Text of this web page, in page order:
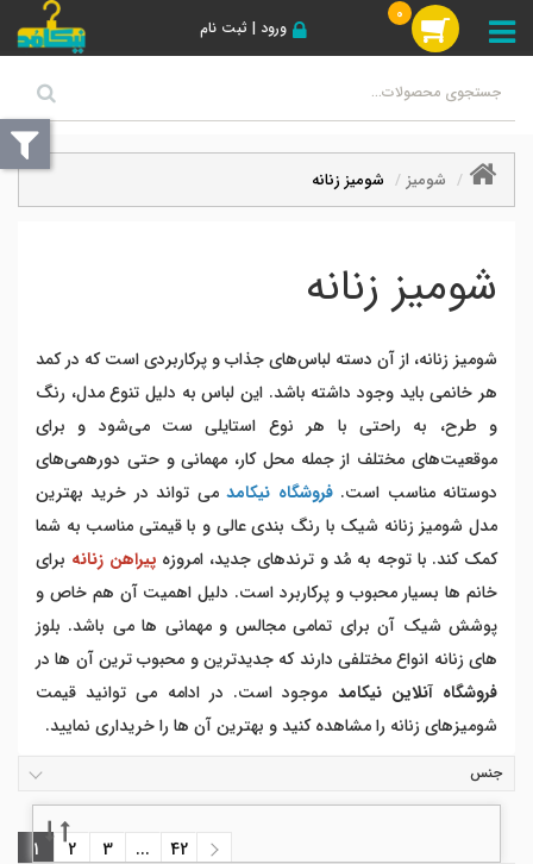
ورود | ثبت نام
0
شومیز شومیز زنانه
شومیز زنانه
شومیز زنانه، از آن دسته لباس‌های جذاب و پرکاربردی است که در کمد
هر خانمی باید وجود داشته باشد. این لباس به دلیل تنوع مدل، رنگ
و طرح، به راحتی با هر نوع استایلی ست می‌شود و برای
موقعیت‌های مختلف از جمله محل کار، مهمانی و حتی دورهمی‌های
دوستانه مناسب است.فروشگاه نیکامدمی تواند در خرید بهترین
مدل شومیز زنانه شیک با رنگ بندی عالی و با قیمتی مناسب به شما
کمک کند. با توجه به مُد و ترندهای جدید، امروزه پیراهن زنانه برای
خانم ها بسیار محبوب و پرکاربرد است. دلیل اهمیت آن هم خاص و
پوشش شیک آن برای تمامی مجالس و مهمانی ها می باشد. بلوز
های زنانه انواع مختلفی دارند که جدیدترین و محبوب ترین آن ها در
فروشگاه آنلاین نیکامد موجود است. در ادامه می توانید قیمت
شومیزهای زنانه را مشاهده کنید و بهترین آن ها را خریداری نمایید.
1 2 3 ... 42
جنس